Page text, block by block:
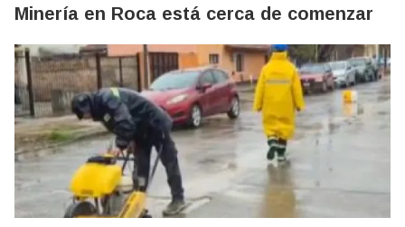
Minería en Roca está cerca de comenzar